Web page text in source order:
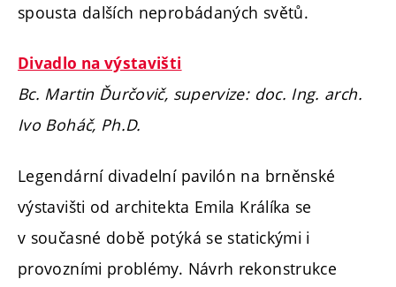
spousta dalších neprobádaných světů.
Divadlo na výstavišti
Bc. Martin Ďurčovič, supervize: doc. Ing. arch.
Ivo Boháč, Ph.D.
Legendární divadelní pavilón na brněnské
výstavišti od architekta Emila Králíka se
v současné době potýká se statickými i
provozními problémy. Návrh rekonstrukce